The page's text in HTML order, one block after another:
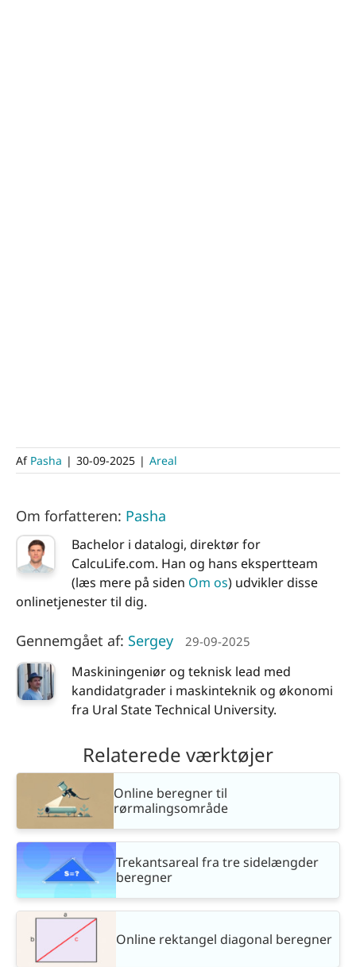
Af Pasha | 30-09-2025 | Areal
Om forfatteren: Pasha
Bachelor i datalogi, direktør for
CalcuLife.com. Han og hans ekspertteam
(læs mere på siden Om os) udvikler disse
onlinetjenester til dig.
Gennemgået af: Sergey 29-09-2025
Maskiningeniør og teknisk lead med
kandidatgrader i maskinteknik og økonomi
fra Ural State Technical University.
Relaterede værktøjer
Online beregner til
rørmalingsområde
Trekantsareal fra tre sidelængder
beregner
Online rektangel diagonal beregner